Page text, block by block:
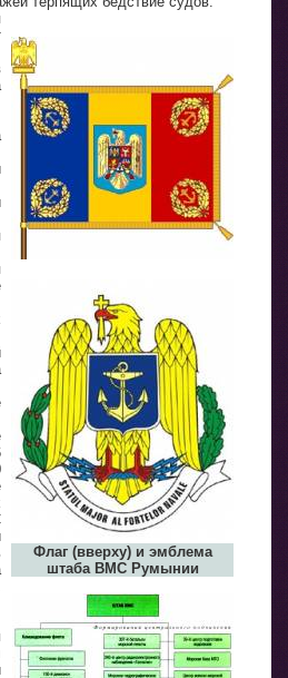
Флаг (вверху) и эмблема
штаба ВМС Румынии